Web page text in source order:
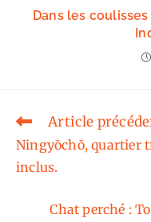
Dans les
Read
articles
Article
Ningyōchō, quartier
inclus.
Chat perché :